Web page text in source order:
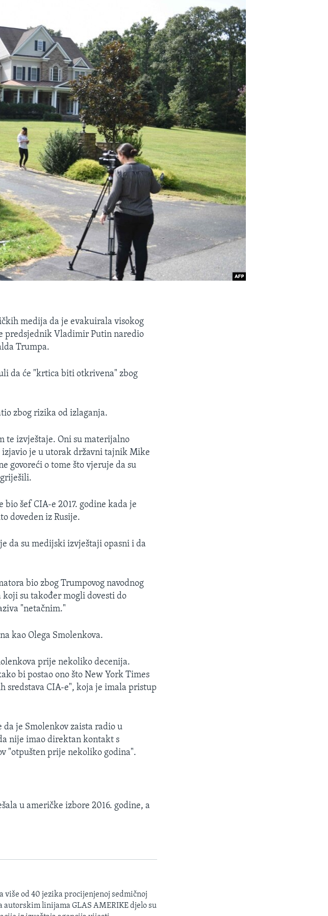
medija da je evakuirala visokog
predsjednik Vladimir Putin naredio
Trumpa.
da će "krtica biti otkrivena" zbog
zbog rizika od izlaganja.
te izvještaje. Oni su materijalno
izjavio je u utorak državni tajnik Mike
govoreći o tome što vjeruje da su
bio šef CIA-e 2017. godine kada je
doveden iz Rusije.
da su medijski izvještaji opasni i da
bio zbog Trumpovog navodnog
su također mogli dovesti do
"netačnim."
kao Olega Smolenkova.
prije nekoliko decenija.
bi postao ono što New York Times
sredstava CIA-e", koja je imala pristup
je Smolenkov zaista radio u
nije imao direktan kontakt s
"otpušten prije nekoliko godina".
u američke izbore 2016. godine, a
od 40 jezika procijenjenoj sedmičnoj
linijama GLAS AMERIKE djelo su